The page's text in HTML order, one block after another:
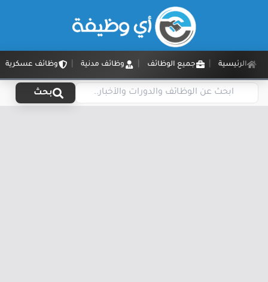
الرئيسية جميع الوظائف وظائف مدنية وظائف عسكرية
بحث